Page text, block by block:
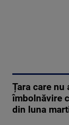
Țara care
îmbolnăvire
din luna